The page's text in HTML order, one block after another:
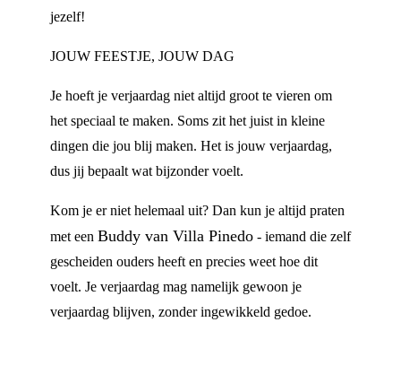
jezelf!
JOUW FEESTJE, JOUW DAG
Je hoeft je verjaardag niet altijd groot te vieren om
het speciaal te maken. Soms zit het juist in kleine
dingen die jou blij maken. Het is jouw verjaardag,
dus jij bepaalt wat bijzonder voelt.
Kom je er niet helemaal uit? Dan kun je altijd praten
met een Buddy van Villa Pinedo - iemand die zelf
gescheiden ouders heeft en precies weet hoe dit
voelt. Je verjaardag mag namelijk gewoon je
verjaardag blijven, zonder ingewikkeld gedoe.